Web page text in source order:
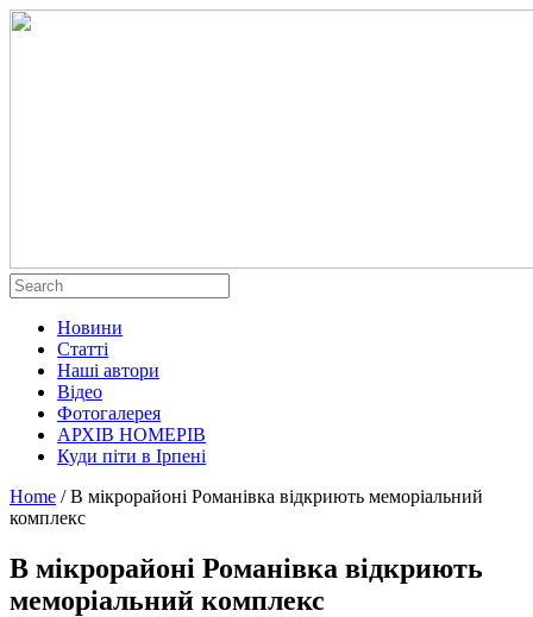
Новини
Статті
Наші автори
Відео
Фотогалерея
АРХІВ НОМЕРІВ
Куди піти в Ірпені
Home / В мікрорайоні Романівка відкриють меморіальний
комплекс
В мікрорайоні Романівка відкриють
меморіальний комплекс